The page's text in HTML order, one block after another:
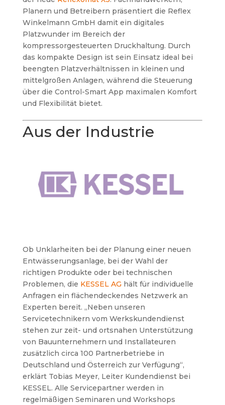
Planern und Betreibern präsentiert die Reflex
Winkelmann GmbH damit ein digitales
Platzwunder im Bereich der
kompressorgesteuerten Druckhaltung. Durch
das kompakte Design ist sein Einsatz ideal bei
beengten Platzverhältnissen in kleinen und
mittelgroßen Anlagen, während die Steuerung
über die Control-Smart App maximalen Komfort
und Flexibilität bietet.
Aus der Industrie
Ob Unklarheiten bei der Planung einer neuen
Entwässerungsanlage, bei der Wahl der
richtigen Produkte oder bei technischen
Problemen, die KESSEL AG hält für individuelle
Anfragen ein flächendeckendes Netzwerk an
Experten bereit. „Neben unseren
Servicetechnikern vom Werkskundendienst
stehen zur zeit- und ortsnahen Unterstützung
von Bauunternehmern und Installateuren
zusätzlich circa 100 Partnerbetriebe in
Deutschland und Österreich zur Verfügung“,
erklärt Tobias Meyer, Leiter Kundendienst bei
KESSEL. Alle Servicepartner werden in
regelmäßigen Seminaren und Workshops